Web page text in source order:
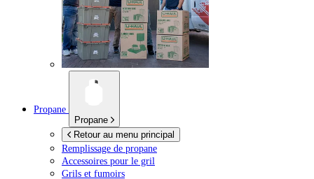
Propane
Propane
Retour au menu principal
Remplissage de propane
Accessoires pour le gril
Grils et fumoirs